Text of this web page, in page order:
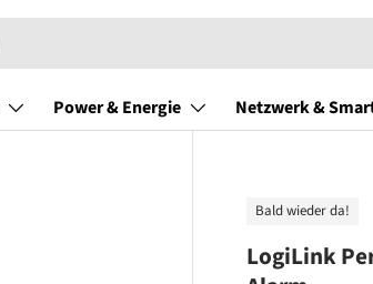
Power & Energie Netzwerk &
Bald wieder da!
LogiLink